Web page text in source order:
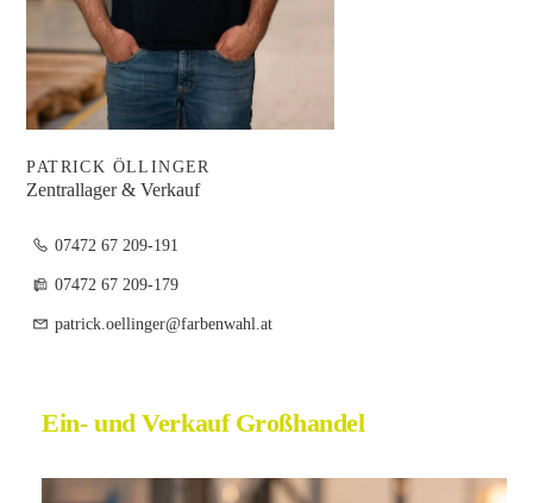
PATRICK ÖLLINGER
Zentrallager & Verkauf
07472 67 209-191
07472 67 209-179
patrick.oellinger@farbenwahl.at
Ein- und Verkauf Großhandel